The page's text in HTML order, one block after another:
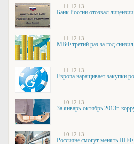
11.12.13
Банк России отозвал
11.12.13
МВФ третий раз за год
11.12.13
Европа наращивает закупки
10.12.13
За январь-октябрь 2013г.
10.12.13
Россияне смогут менять НПФ